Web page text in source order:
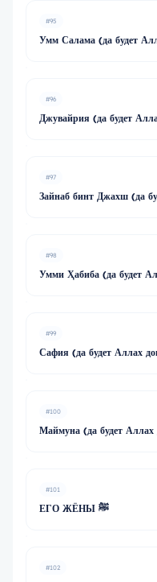
#95
Умм Салама (да будет
#96
Джувайрия (да будет
#97
Зайнаб бинт Джахш (да
#98
Умми Ҳабиба (да будет
#99
Сафия (да будет Аллах
#100
Маймуна (да будет Аллах
#101
ЕГО ЖЁНЫ ﷺ
#102